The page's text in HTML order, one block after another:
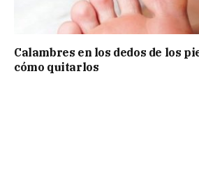
Calambres en los dedos de los
cómo quitarlos